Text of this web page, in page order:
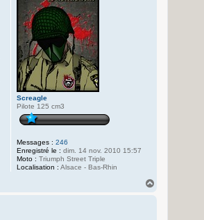
Screagle
Pilote 125 cm3
Messages : 246
Enregistré le : dim. 14 nov. 2010 15:57
Moto : Triumph Street Triple
Localisation : Alsace - Bas-Rhin